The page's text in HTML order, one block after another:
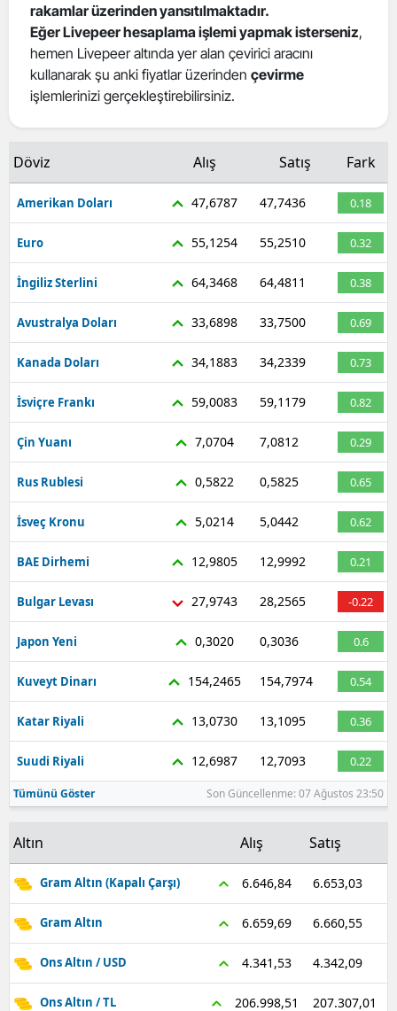
Gaziantep
Giresun
Hakkari
Hatay
Isparta
Mersin
İstanbul
İzmir
Kastamonu
Kayseri
Kırklareli
Kocaeli
Konya
Kütahya
Malatya
Manisa
Kahramanmaraş
Muğla
Nevşehir
Niğde
Ordu
Rize
Sakarya
rakamlar üzerinden yansıtılmaktadır.
Eğer Livepeer hesaplama işlemi yapmak isterseniz,
hemen Livepeer altında yer alan çevirici aracını
kullanarak şu anki fiyatlar üzerinden çevirme
işlemlerinizi gerçekleştirebilirsiniz.
Döviz Alış Satış Fark
Amerikan Doları 47,6787 47,7436 0.18
Euro 55,1254 55,2510 0.32
İngiliz Sterlini 64,3468 64,4811 0.38
Avustralya Doları 33,6898 33,7500 0.69
Kanada Doları 34,1883 34,2339 0.73
İsviçre Frankı 59,0083 59,1179 0.82
Çin Yuanı 7,0704 7,0812 0.29
Rus Rublesi 0,5822 0,5825 0.65
İsveç Kronu 5,0214 5,0442 0.62
BAE Dirhemi 12,9805 12,9992 0.21
Bulgar Levası 27,9743 28,2565 -0.22
Japon Yeni 0,3020 0,3036 0.6
Kuveyt Dinarı 154,2465 154,7974 0.54
Katar Riyali 13,0730 13,1095 0.36
Suudi Riyali 12,6987 12,7093 0.22
Tümünü Göster Son Güncellenme: 07 Ağustos 23:50
Altın Alış Satış
Gram Altın (Kapalı Çarşı) 6.646,84 6.653,03
Gram Altın 6.659,69 6.660,55
Ons Altın / USD 4.341,53 4.342,09
Ons Altın / TL 206.998,51 207.307,01